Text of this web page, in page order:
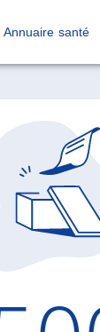
Annuaire santé